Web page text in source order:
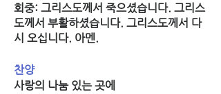
회중: 그리스도께서 죽으셨습니다. 그리스
도께서 부활하셨습니다. 그리스도께서 다
시 오십니다. 아멘.
찬양
사랑의 나눔 있는 곳에